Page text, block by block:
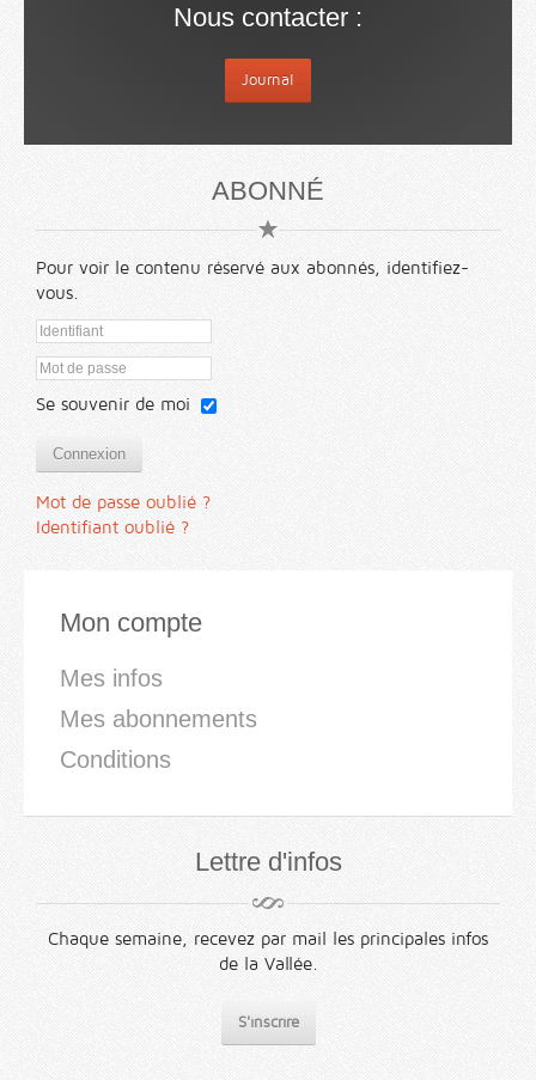
Nous contacter :
Journal
ABONNÉ
Pour voir le contenu réservé aux abonnés, identifiez-
vous.
Se souvenir de moi
Connexion
Mot de passe oublié ?
Identifiant oublié ?
Mon compte
Mes infos
Mes abonnements
Conditions
Lettre d'infos
Chaque semaine, recevez par mail les principales infos
de la Vallée.
S'inscrire